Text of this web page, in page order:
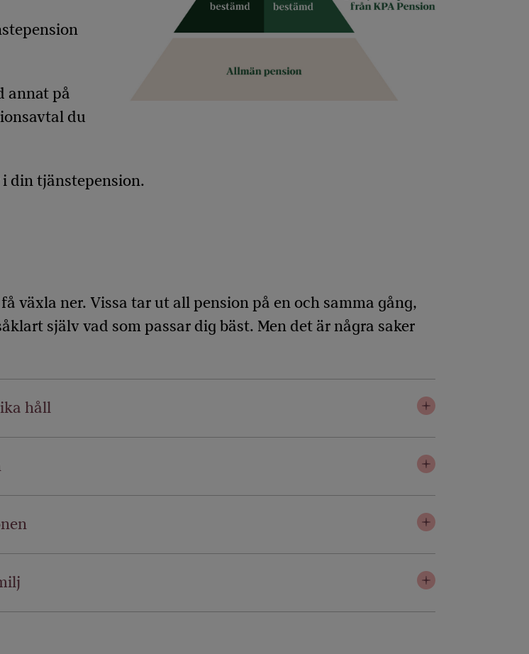
annat på
du
din tjänstepension.
växla ner. Vissa tar ut all pension på en och samma gång,
själv vad som passar dig bäst. Men det är några saker
håll